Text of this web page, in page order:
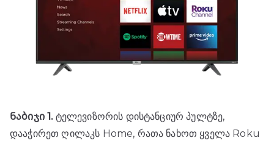
Ნაბიჯი 1.ტელევიზორის დისტანციურ პულტზე,
დააჭირეთ ღილაკს Home, რათა ნახოთ ყველა Roku